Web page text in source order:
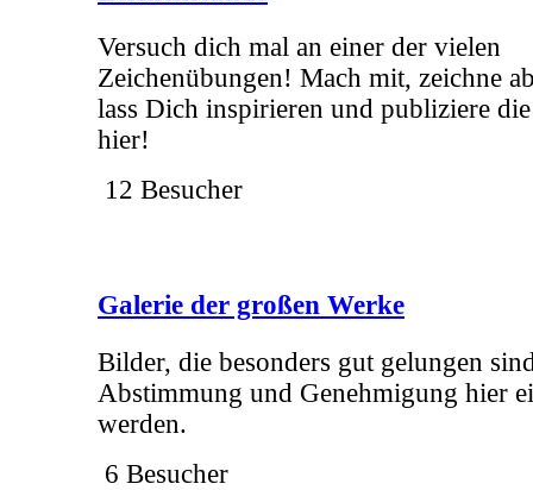
Versuch dich mal an einer der vielen
Zeichenübungen! Mach mit, zeichne
lass Dich inspirieren und publiziere
hier!
12 Besucher
Galerie der großen Werke
Bilder, die besonders gut gelungen
Abstimmung und Genehmigung hier
werden.
6 Besucher